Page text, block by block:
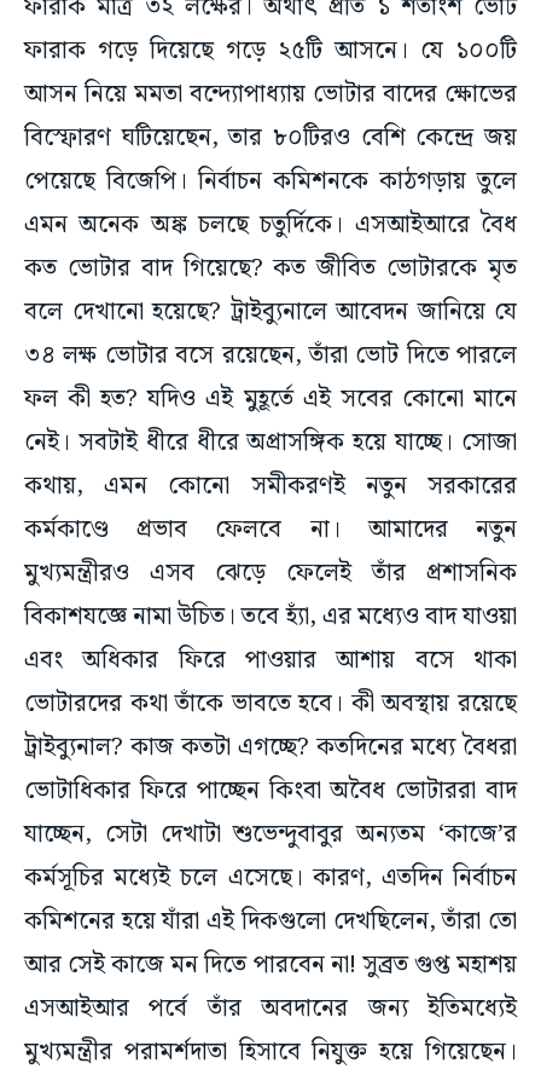
আসন নিয়ে মমতা বন্দ্যোপাধ্যায় ভোটার বাদের ক্ষোভের
বিস্ফোরণ ঘটিয়েছেন, তার ৮০টিরও বেশি কেন্দ্রে জয়
পেয়েছে বিজেপি। নির্বাচন কমিশনকে কাঠগড়ায় তুলে
এমন অনেক অঙ্ক চলছে চতুর্দিকে। এসআইআরে বৈধ
কত ভোটার বাদ গিয়েছে? কত জীবিত ভোটারকে মৃত
বলে দেখানো হয়েছে? ট্রাইব্যুনালে আবেদন জানিয়ে যে
৩৪ লক্ষ ভোটার বসে রয়েছেন, তাঁরা ভোট দিতে পারলে
ফল কী হত? যদিও এই মুহূর্তে এই সবের কোনো মানে
নেই। সবটাই ধীরে ধীরে অপ্রাসঙ্গিক হয়ে যাচ্ছে। সোজা
কথায়, এমন কোনো সমীকরণই নতুন সরকারের
কর্মকাণ্ডে প্রভাব ফেলবে না। আমাদের নতুন
মুখ্যমন্ত্রীরও এসব ঝেড়ে ফেলেই তাঁর প্রশাসনিক
বিকাশযজ্ঞে নামা উচিত। তবে হ্যাঁ, এর মধ্যেও বাদ যাওয়া
এবং অধিকার ফিরে পাওয়ার আশায় বসে থাকা
ভোটারদের কথা তাঁকে ভাবতে হবে। কী অবস্থায় রয়েছে
ট্রাইব্যুনাল? কাজ কতটা এগচ্ছে? কতদিনের মধ্যে বৈধরা
ভোটাধিকার ফিরে পাচ্ছেন কিংবা অবৈধ ভোটাররা বাদ
যাচ্ছেন, সেটা দেখাটা শুভেন্দুবাবুর অন্যতম ‘কাজে’র
কর্মসূচির মধ্যেই চলে এসেছে। কারণ, এতদিন নির্বাচন
কমিশনের হয়ে যাঁরা এই দিকগুলো দেখছিলেন, তাঁরা তো
আর সেই কাজে মন দিতে পারবেন না! সুব্রত গুপ্ত মহাশয়
এসআইআর পর্বে তাঁর অবদানের জন্য ইতিমধ্যেই
মুখ্যমন্ত্রীর পরামর্শদাতা হিসাবে নিযুক্ত হয়ে গিয়েছেন।
মুখ্যসচিব পদের জন্য জোরালোভাবে শোনা যাচ্ছে মুখ্য